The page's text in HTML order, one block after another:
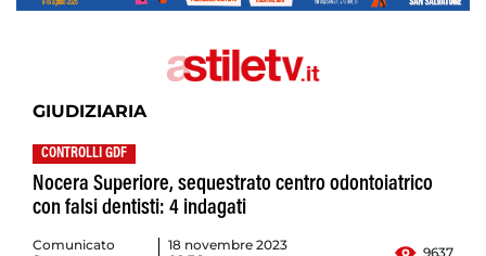
GIUDIZIARIA
CONTROLLI GDF
Nocera Superiore, sequestrato centro odontoiatrico
con falsi dentisti: 4 indagati
Comunicato
18 novembre 2023
9637